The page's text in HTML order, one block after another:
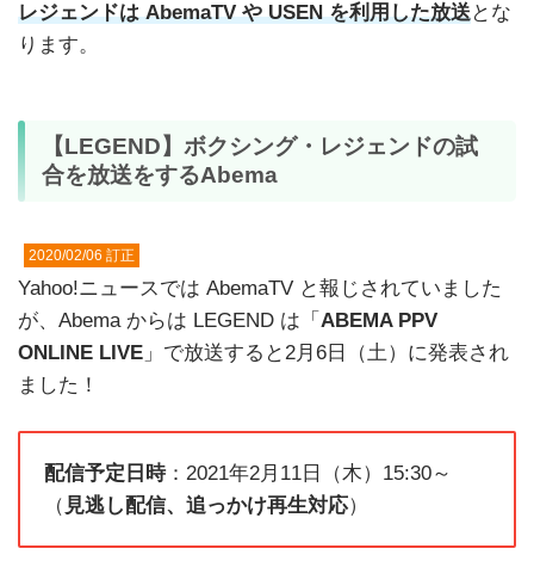
レジェンドは AbemaTV や USEN を利用した放送とな
ります。
【LEGEND】ボクシング・レジェンドの試
合を放送をするAbema
2020/02/06 訂正
Yahoo!ニュースでは AbemaTV と報じされていました
が、Abema からは LEGEND は「 ABEMA PPV
ONLINE LIVE 」で放送すると2月6日（土）に発表され
ました！
配信予定日時：2021年2月11日（木）15:30～
（ 見逃し配信、追っかけ再生対応）